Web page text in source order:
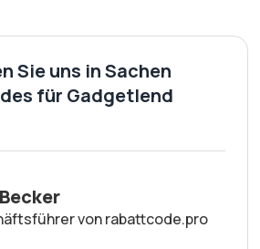
Sie uns in Sachen
für Gadgetlend
von rabattcode.pro